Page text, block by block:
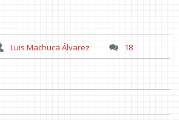
el 19 de junio.
Luis Machuca Álvarez 18